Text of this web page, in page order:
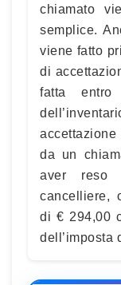
chiamato
semplice.
viene fatto
di
fatta
da un
aver reso
cancelliere,
di € 294,00
dell’imposta